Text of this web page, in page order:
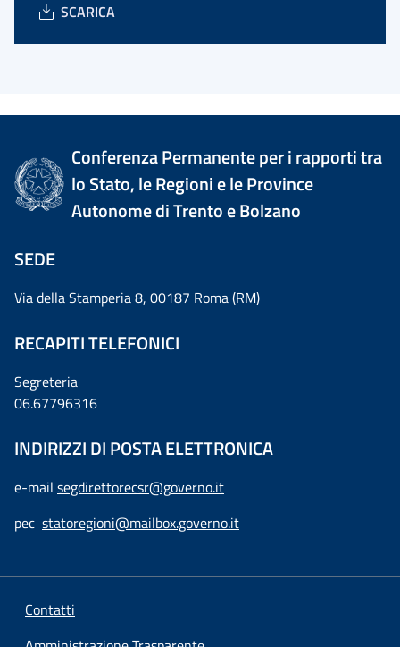
SCARICA
Conferenza Permanente per i rapporti tra
lo Stato, le Regioni e le Province
Autonome di Trento e Bolzano
SEDE
Via della Stamperia 8, 00187 Roma (RM)
RECAPITI TELEFONICI
Segreteria
06.67796316
INDIRIZZI DI POSTA ELETTRONICA
e-mail segdirettorecsr@governo.it
pec statoregioni@mailbox.governo.it
Contatti